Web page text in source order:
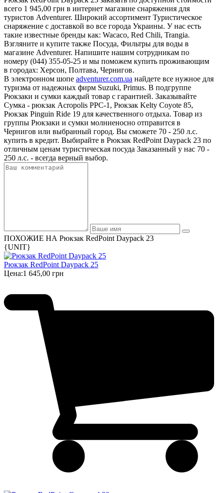
всего 1 945,00 грн в интернет магазине снаряжения для
туристов Adventurer. Широкий ассортимент Туристическое
снаряжение с доставкой во все города Украины. У нас есть
такие известные бренды как: Wacaco, Red Chili, Trangia.
Взгляните и купите также Посуда, Фильтры для воды в
магазине Adventurer. Напишите нашим сотрудникам по
номеру (044) 355-05-25 и мы поможем купить проживающим
в городах: Херсон, Полтава, Чернигов.
В электронном шопе adventurer.com.ua найдете все нужное для
туризма от надежных фирм Suzuki, Primus. В подгруппе
Рюкзаки и сумки каждый товар с гарантией. Заказывайте
Сумка - рюкзак Acropolis РРС-1, Рюкзак Kelty Coyote 85,
Рюкзак Pinguin Ride 19 для качественного отдыха. Товар из
группы Рюкзаки и сумки молниеносно отправится в
Чернигов или выбранный город. Вы сможете 70 - 250 л.с.
купить в кредит. Выбирайте в Рюкзак RedPoint Daypack 23 по
отличным ценам туристическая посуда Заказанный у нас 70 -
250 л.с. - всегда верный выбор.
ПОХОЖИЕ НА Рюкзак RedPoint Daypack 23
{UNIT}
Рюкзак RedPoint Daypack 25
Цена:1 645,00 грн